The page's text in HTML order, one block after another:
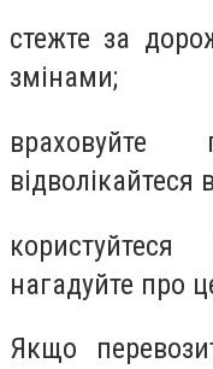
стежте за
змінами;
відволікайтеся
нагадуйте про
Якщо